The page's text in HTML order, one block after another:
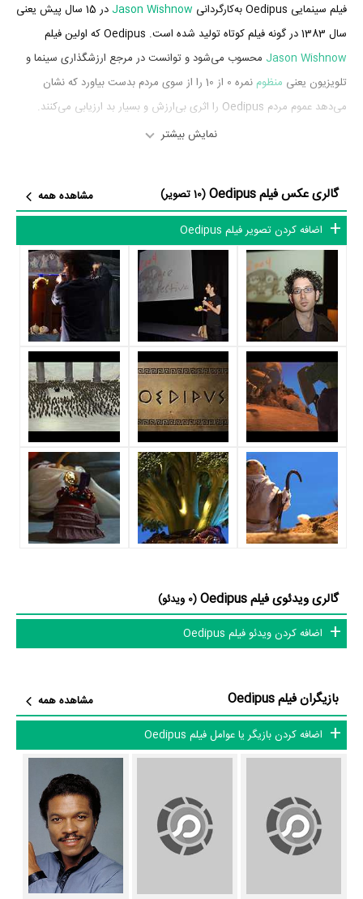
فیلم سینمایی Oedipus به‌کارگردانی Jason Wishnow
در 15 سال پیش یعنی
سال 1383 در گونه فیلم کوتاه تولید شده است. Oedipus که اولین فیلم
Jason Wishnow محسوب می‌شود و توانست در مرجع ارزشگذاری سینما و
تلویزیون یعنی منظوم
نمره 0 از 10 را از سوی مردم بدست بیاورد که نشان
می‌دهد عموم مردم Oedipus را اثری بی‌ارزش و بسیار بد ارزیابی می‌کنند.
بازیگران فیلم Oedipus چه کسانی هستند؟ در Oedipus بازیگرانی چون
Rodsteinدر نقش Oedipus،J. David Brimmer
در نقش The King،
بیلی دی ویلیامزدر نقش Bartender،Stephanie Fredricks
Queen Jocasta،
Tara Sands در نقش Antigone و Q.A. Wagstaffدر
نقش Tiresias به ایفای نقش و بازیگری پرداخته‌اند. در فیلم Oedipus حدود
6 بازیگر جلوی دوربین رفته‌اند که از نظر تعداد بازیگران می‌توان Oedipus را
یک اثر کم‌بازیگر و با تعداد شخصیت‌های داستانی کم عنوان کرد.
متوسط سن بازیگران Oedipus براساس میزان سنی که از آنها در دایرةالمعارف
آنلاین سینما و تلویزیون یعنیمنظوم
ثبت شده، 58 سال است که نشان
می‌دهد بازیگران Oedipus عمدتا از نظر سنی افرادی پیر و باتجربه هستند.
داستان فیلم Oedipus
از محتوا و داستان فیلم Oedipus چقدر اطلاع دارید؟ فیلم‌نامه Oedipus
توسطJason Wishnow
نوشته شده است.
داستان Oedipus منتشر شده است، می‌خوانیم: «یک چوپان خودخواه به یک
پادشاه عبور می کند، Laiius of Thebes، بنابراین Laiius تساوی شمشیر خود
را. چوپان، ادیپس، پادشاه را می کشد و بعدا، در یک کلوب شبانه، آواز یوكاستا،
گذاشته شده است. ادیپوس، همیشه یک مرد عمل است، از چشمانش خوشم
میآید، جاکاستا خودش را از یک حیاط بیرون میآورد، و آنتیگون، دخترش، نقش
جدیدش را به عنوان راهنمایی برای پدر نابیناش شروع میکند. این فیلم حرکت
را متوقف می کند، به عنوان شخصیت اصلی میوه ها و سبزیجات.»
فیلم Oedipus از نظر ساختار (فرم)، محتوا و محیط تولید، به آثار مختلفی
شباهت دارد. با توجه به شاخص‌های متعدد و گوناگونی می‌توان گفت آثار
نمایش بیشتر
گالری عکس فیلم Oedipus (10 تصویر)
مشاهده همه
اضافه کردن تصویر فیلم Oedipus
گالری ویدئوی فیلم Oedipus
(0 ویدئو)
اضافه کردن ویدئو فیلم Oedipus
بازیگران فیلم Oedipus
مشاهده همه
اضافه کردن بازیگر یا عوامل فیلم Oedipus